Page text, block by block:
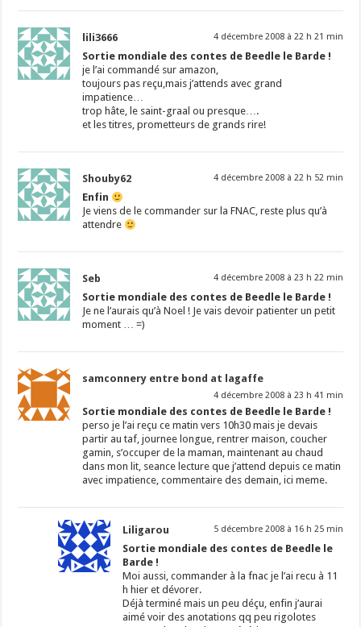
lili3666 4 décembre 2008 à 22 h 21 min
Sortie mondiale des contes de Beedle le Barde !
je l’ai commandé sur amazon,
toujours pas reçu,mais j’attends avec grand
impatience…
trop hâte, le saint-graal ou presque….
et les titres, prometteurs de grands rire!
Shouby62 4 décembre 2008 à 22 h 52 min
Enfin
Je viens de le commander sur la FNAC, reste plus qu’à
attendre
Seb 4 décembre 2008 à 23 h 22 min
Sortie mondiale des contes de Beedle le Barde !
Je ne l’aurais qu’à Noel ! Je vais devoir patienter un petit
moment … =)
samconnery entre bond at lagaffe
4 décembre 2008 à 23 h 41 min
Sortie mondiale des contes de Beedle le Barde !
perso je l’ai reçu ce matin vers 10h30 mais je devais
partir au taf, journee longue, rentrer maison, coucher
gamin, s’occuper de la maman, maintenant au chaud
dans mon lit, seance lecture que j’attend depuis ce matin
avec impatience, commentaire des demain, ici meme.
Liligarou 5 décembre 2008 à 16 h 25 min
Sortie mondiale des contes de Beedle le
Barde !
Moi aussi, commander à la fnac je l’ai recu à 11
h hier et dévorer.
Déjà terminé mais un peu déçu, enfin j’aurai
aimé voir des anotations qq peu rigolotes